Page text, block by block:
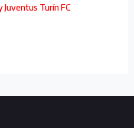
Turín FC